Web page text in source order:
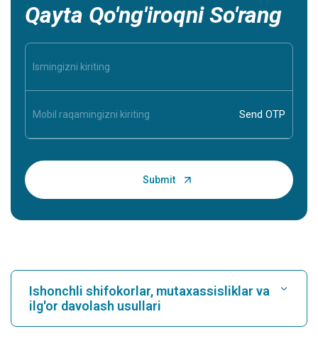
Qayta Qo'ng'iroqni So'rang
Ishonchli shifokorlar, mutaxassisliklar va
ilg'or davolash usullari